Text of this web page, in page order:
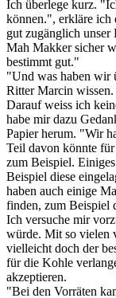
Ich überlege kurz.
können.", erkläre ich
gut zugänglich
Mah Makker sicher
bestimmt gut."
"Und was haben wir
Ritter Marcin wissen.
Darauf weiss ich
habe mir dazu
Papier herum. "Wir
Teil davon könnte
zum Beispiel.
Beispiel diese
haben auch einige
finden, zum Beispiel
Ich versuche mir
würde. Mit so vielen
vielleicht doch der
für die Kohle
akzeptieren.
"Bei den Vorräten